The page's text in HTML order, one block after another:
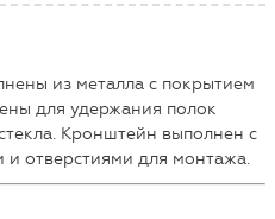
из металла с покрытием
для удержания полок
Кронштейн выполнен с
и отверстиями для монтажа.